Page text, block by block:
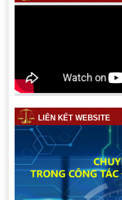
LIÊN KẾT WEBSITE